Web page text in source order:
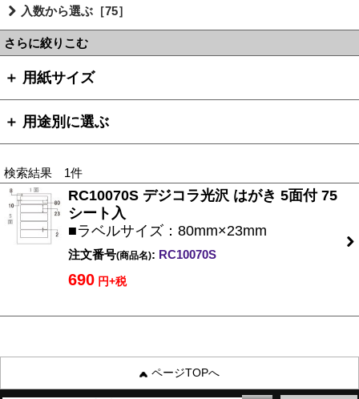
入数から選ぶ［75］
さらに絞りこむ
＋ 用紙サイズ
＋ 用途別に選ぶ
検索結果 1件
RC10070S デジコラ光沢 はがき 5面付 75
シート入
■ラベルサイズ：80mm×23mm
注文番号(商品名): RC10070S
690 円+税
ページTOPへ